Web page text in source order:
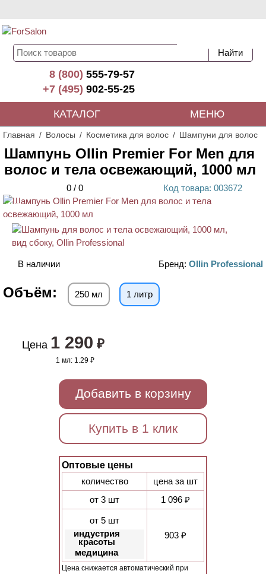
8 (800)555-79-57
+7 (495)902-55-25
КАТАЛОГ МЕНЮ
Главная Волосы Косметика для волос Шампуни для волос
Шампунь Ollin Premier For Men для
волос и тела освежающий, 1000 мл
0 / 0 Код товара: 003672
ХИТ
В наличии Бренд: Ollin Professional
Объём: 250 мл 1 литр
Цена 1 290 ₽
1 мл:1.29 ₽
Добавить в корзину
Купить в 1 клик
Оптовые цены
количество
цена за шт
от 3 шт
1 096 ₽
от 5 шт
индустрия
красоты
медицина
903 ₽
Цена снижается автоматический при